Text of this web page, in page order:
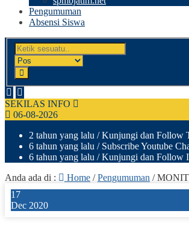
Pengumuman
Absensi Siswa
SEKILAS INFO
06-08-2026
2 tahun yang lalu / Kunjungi dan Follow
6 tahun yang lalu / Subscribe Youtube
6 tahun yang lalu / Kunjungi dan Follow
Anda ada di :
Home /Pengumuman /
17
Dec 2020